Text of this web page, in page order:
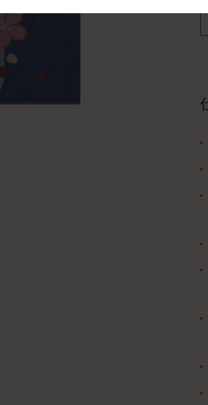
ライフプランナー・コレクション
アカデミック・プランナー
ISSEY MIYAKE | モレスキン のコレク
ション